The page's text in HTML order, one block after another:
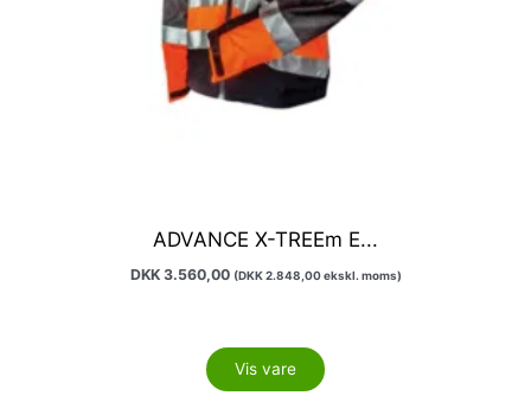
ADVANCE X-TREEm E...
DKK3.560,00 (DKK2.848,00ekskl. moms)
Vis vare